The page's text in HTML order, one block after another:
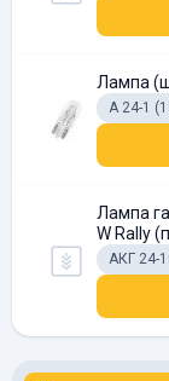
Лампа
А 24-1
Лампа
W Rally
АКГ 24-